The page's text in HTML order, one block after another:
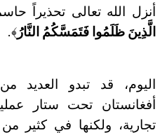
أنزل الله تعالى تحذيراً
الَّذِينَ ظَلَمُوا فَتَمَسَّكُمُ النَّارُ﴾.
اليوم، قد تبدو العديد
أفغانستان تحت ستار
تجارية، ولكنها في كثير